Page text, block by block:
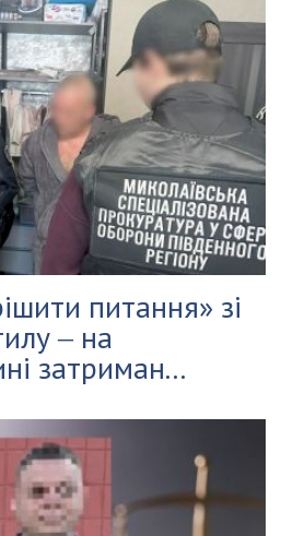
питання» зі
‒ на
затриман...